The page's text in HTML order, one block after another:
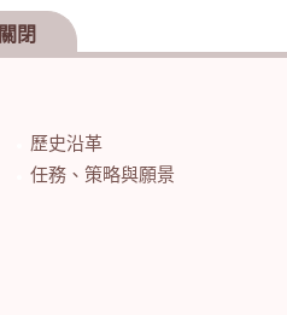
關閉
歷史沿革
任務、策略與願景